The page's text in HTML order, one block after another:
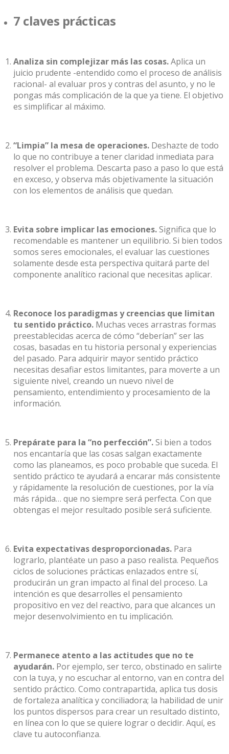
7 claves prácticas
Analiza sin complejizar más las cosas.Aplica un
juicio prudente -entendido como el proceso de análisis
racional- al evaluar pros y contras del asunto, y no le
pongas más complicación de la que ya tiene. El objetivo
es simplificar al máximo.
“Limpia” la mesa de operaciones. Deshazte de todo
lo que no contribuye a tener claridad inmediata para
resolver el problema. Descarta paso a paso lo que está
en exceso, y observa más objetivamente la situación
con los elementos de análisis que quedan.
Evita sobre implicar las emociones.Significa que lo
recomendable es mantener un equilibrio. Si bien todos
somos seres emocionales, el evaluar las cuestiones
solamente desde esta perspectiva quitará parte del
componente analítico racional que necesitas aplicar.
Reconoce los paradigmas y creencias que limitan
tu sentido práctico. Muchas veces arrastras formas
preestablecidas acerca de cómo “deberían” ser las
cosas, basadas en tu historia personal y experiencias
del pasado. Para adquirir mayor sentido práctico
necesitas desafiar estos limitantes, para moverte a un
siguiente nivel, creando un nuevo nivel de
pensamiento, entendimiento y procesamiento de la
información.
Prepárate para la “no perfección”.Si bien a todos
nos encantaría que las cosas salgan exactamente
como las planeamos, es poco probable que suceda. El
sentido práctico te ayudará a encarar más consistente
y rápidamente la resolución de cuestiones, por la vía
más rápida… que no siempre será perfecta. Con que
obtengas el mejor resultado posible será suficiente.
Evita expectativas desproporcionadas. Para
lograrlo, plantéate un paso a paso realista. Pequeños
ciclos de soluciones prácticas enlazados entre sí,
producirán un gran impacto al final del proceso. La
intención es que desarrolles el pensamiento
propositivo en vez del reactivo, para que alcances un
mejor desenvolvimiento en tu implicación.
Permanece atento a las actitudes que no te
ayudarán. Por ejemplo, ser terco, obstinado en salirte
con la tuya, y no escuchar al entorno, van en contra del
sentido práctico. Como contrapartida, aplica tus dosis
de fortaleza analítica y conciliadora; la habilidad de unir
los puntos dispersos para crear un resultado distinto,
en línea con lo que se quiere lograr o decidir. Aquí, es
clave tu autoconfianza.